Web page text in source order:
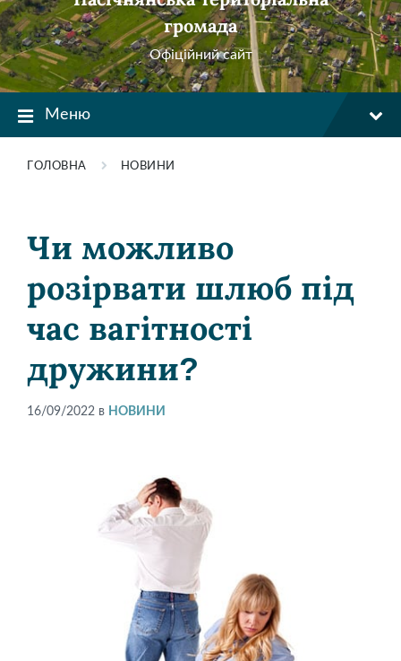
громада
Офіційний сайт
Меню
ГОЛОВНА НОВИНИ
Чи можливо
розірвати шлюб під
час вагітності
дружини?
16/09/2022 в НОВИНИ